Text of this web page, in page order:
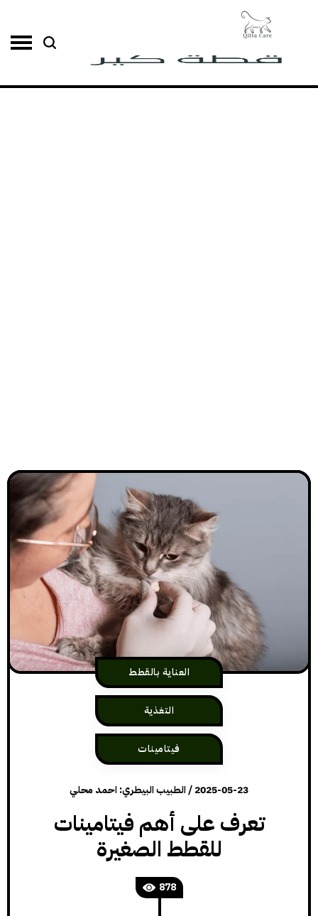
العناية بالقطط
التغذية
فيتامينات
2025-05-23
/الطبيب البيطري: احمد محلي
تعرف على أهم فيتامينات
للقطط الصغيرة
878